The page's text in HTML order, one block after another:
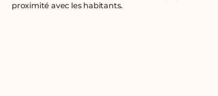
proximité avec les habitants.